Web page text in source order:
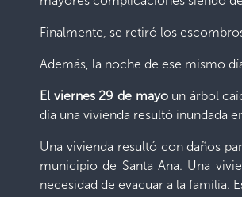
Finalmente, se retiró los
Además, la noche de ese mismo
El viernes 29 de mayoun árbol
día una vivienda resultó inundada
Una vivienda resultó con daños
municipio de Santa Ana. Una
necesidad de evacuar a la familia.